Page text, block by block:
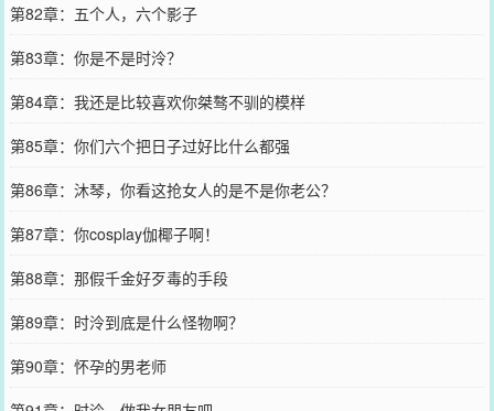
第82章：五个人，六个影子
第83章：你是不是时泠？
第84章：我还是比较喜欢你桀骜不驯的模样
第85章：你们六个把日子过好比什么都强
第86章：沐琴，你看这抢女人的是不是你老公？
第87章：你cosplay伽椰子啊！
第88章：那假千金好歹毒的手段
第89章：时泠到底是什么怪物啊？
第90章：怀孕的男老师